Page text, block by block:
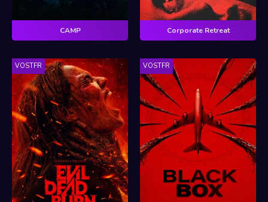
CAMP Corporate Retreat
VOSTFR VOSTFR